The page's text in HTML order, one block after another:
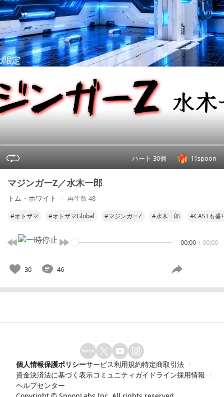
ハート 30個 11spoon
マジンガーZ／水木一郎
トム・ホワイト 再生数 48
#オトザマ #オトザマGlobal #マジンガーZ #水木一郎 #CASTも盛
00:00 00:00
30 46
個人情報保護ポリシーサービス利用規約特定商取引法
資金決済法に基づく表示コミュニティガイドライン採用情報
ヘルプセンター